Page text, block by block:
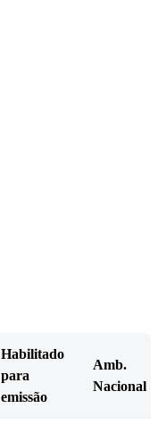
Habilitado
para
emissão
Amb.
Nacional